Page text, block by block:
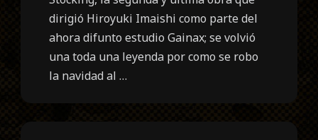
dirigió Hiroyuki Imaishi como parte del
ahora difunto estudio Gainax; se volvió
una toda una leyenda por como se robo
la navidad al …